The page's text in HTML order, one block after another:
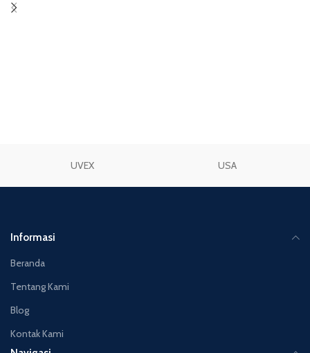
UVEX USA
Informasi
Beranda
Tentang Kami
Blog
Kontak Kami